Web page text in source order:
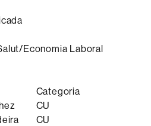
Economia Laboral
Categoria
CU
CU